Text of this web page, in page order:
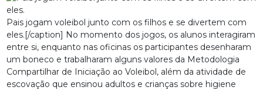
Pais jogam voleibol junto com os filhos e se divertem com
eles.[/caption] No momento dos jogos, os alunos interagiram
entre si, enquanto nas oficinas os participantes desenharam
um boneco e trabalharam alguns valores da Metodologia
Compartilhar de Iniciação ao Voleibol, além da atividade de
escovação que ensinou adultos e crianças sobre higiene